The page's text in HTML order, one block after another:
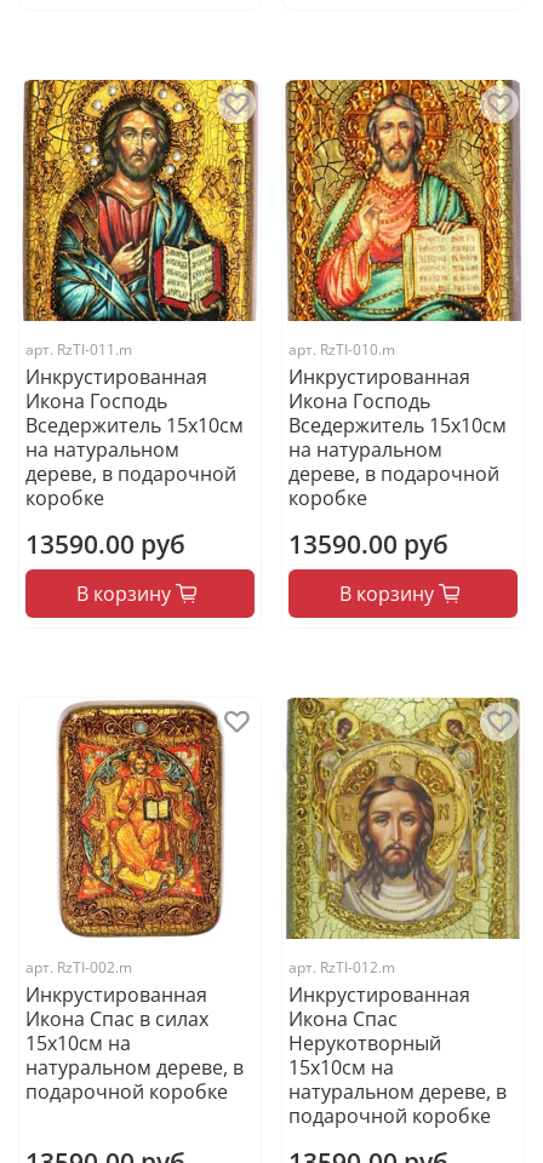
арт. RzTI-011.m
Инкрустированная
Икона Господь
Вседержитель 15х10см
на натуральном
дереве, в подарочной
коробке
13590.00 руб
В корзину
арт. RzTI-010.m
Инкрустированная
Икона Господь
Вседержитель 15х10см
на натуральном
дереве, в подарочной
коробке
13590.00 руб
В корзину
арт. RzTI-002.m
Инкрустированная
Икона Спас в силах
15х10см на
натуральном дереве, в
подарочной коробке
арт. RzTI-012.m
Инкрустированная
Икона Спас
Нерукотворный
15х10см на
натуральном дереве, в
подарочной коробке